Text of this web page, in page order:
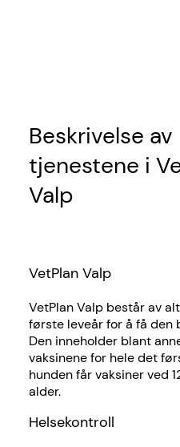
VetPlan Valp består av
første leveår for å få den
Den inneholder blant
vaksinene for hele det
hunden får vaksiner ved
alder.
VetPlan Valp
Helsekontroll
Beskrivelse av
tjenestene i
Valp